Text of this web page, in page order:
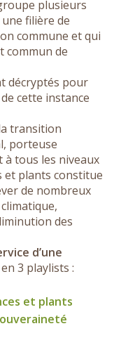
plusieurs
filière de
commune et qui
commun de
décryptés pour
cette instance
transition
porteuse
à tous les niveaux
et plants constitue
de nombreux
des
d’une
3 playlists :
et plants